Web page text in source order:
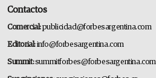
Contactos
Comercial:publicidad@forbesargentina.com
Editorial:info@forbesargentina.com
Summit:summitforbes@forbesargentina.com